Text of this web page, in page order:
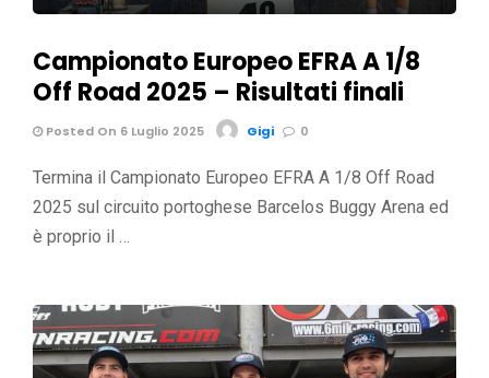
Campionato Europeo EFRA A 1/8
Off Road 2025 – Risultati finali
Posted On 6 Luglio 2025 Gigi 0
Termina il Campionato Europeo EFRA A 1/8 Off Road
2025 sul circuito portoghese Barcelos Buggy Arena ed
è proprio il …